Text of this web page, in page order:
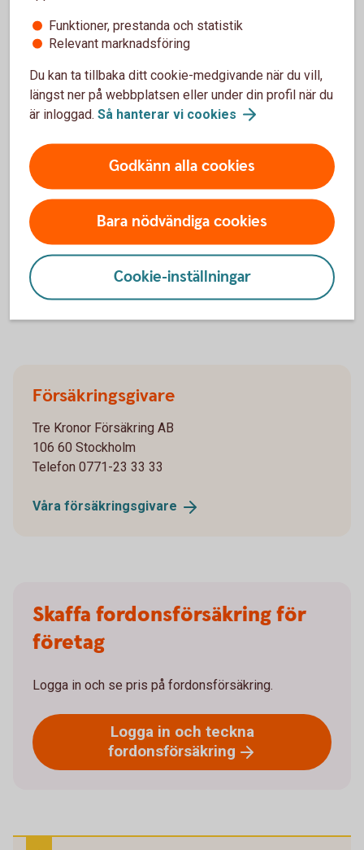
SOS International
+46 8 50 51 40 08
Ring oss
Ring oss för att få hjälp med företagets affärer. Vi
ger ditt företag personlig service och rådgivning.
Försäkringsgivare
Tre Kronor Försäkring AB
106 60 Stockholm
Telefon 0771-23 33 33
Våra försäkringsgivare
Skaffa fordonsförsäkring för
företag
Logga in och se pris på fordonsförsäkring.
Logga in och teckna
fordonsförsäkring
Funktioner, prestanda och statistik
Relevant marknadsföring
Du kan ta tillbaka ditt cookie-medgivande när du vill,
längst ner på webbplatsen eller under din profil när du
är inloggad. Så hanterar vi cookies
Godkänn alla cookies
Bara nödvändiga cookies
Cookie-inställningar